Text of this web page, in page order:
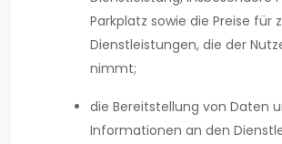
Parkplatz sowie die Preise für
Dienstleistungen, die der
nimmt;
die Bereitstellung von Daten
Informationen an den